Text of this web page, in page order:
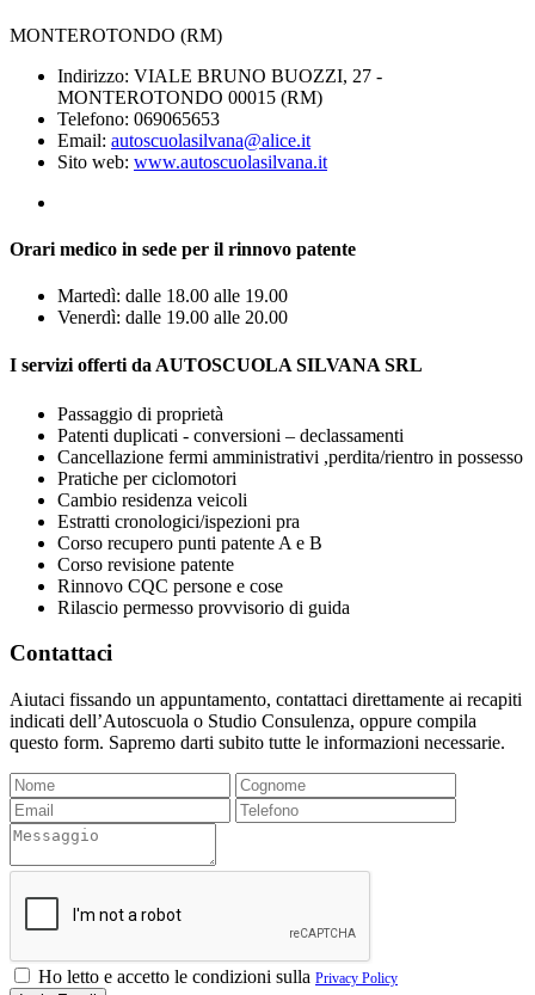
MONTEROTONDO (RM)
Indirizzo: VIALE BRUNO BUOZZI, 27 -
MONTEROTONDO 00015 (RM)
Telefono: 069065653
Email: autoscuolasilvana@alice.it
Sito web: www.autoscuolasilvana.it
Orari medico in sede per il rinnovo patente
Martedì: dalle 18.00 alle 19.00
Venerdì: dalle 19.00 alle 20.00
I servizi offerti da AUTOSCUOLA SILVANA SRL
Passaggio di proprietà
Patenti duplicati - conversioni – declassamenti
Cancellazione fermi amministrativi ,perdita/rientro in possesso
Pratiche per ciclomotori
Cambio residenza veicoli
Estratti cronologici/ispezioni pra
Corso recupero punti patente A e B
Corso revisione patente
Rinnovo CQC persone e cose
Rilascio permesso provvisorio di guida
Contattaci
Aiutaci fissando un appuntamento, contattaci direttamente ai recapiti
indicati dell’Autoscuola o Studio Consulenza, oppure compila
questo form. Sapremo darti subito tutte le informazioni necessarie.
Ho letto e accetto le condizioni sulla Privacy Policy